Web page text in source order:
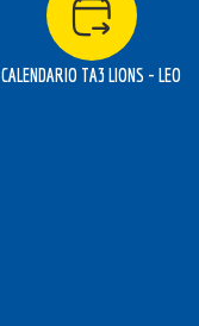
CALENDARIO TA3 LIONS - LEO